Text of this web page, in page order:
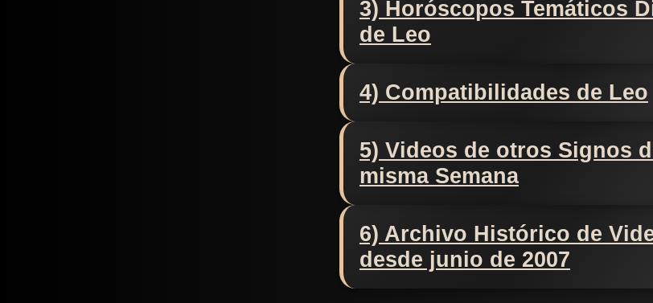
3) Horóscopos Temáticos
de Leo
4) Compatibilidades de Leo
5) Videos de otros Signos
misma Semana
6) Archivo Histórico de
desde junio de 2007